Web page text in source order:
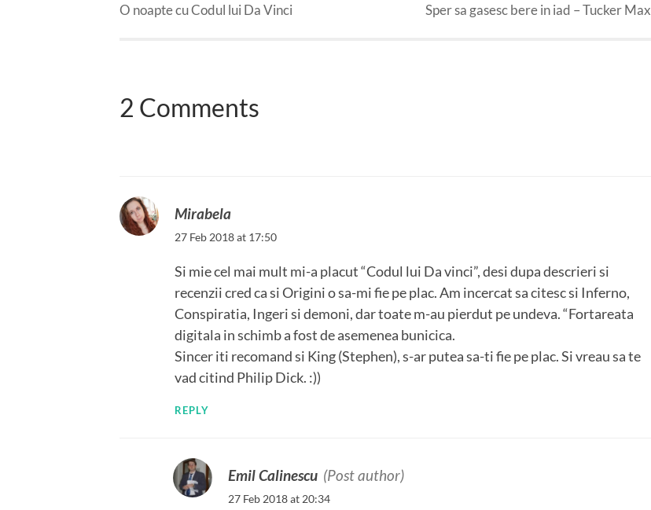
O noapte cu Codul lui Da Vinci Sper sa gasesc bere in iad – Tucker Max
2 Comments
Mirabela
27 Feb 2018 at 17:50
Si mie cel mai mult mi-a placut “Codul lui Da vinci”, desi dupa descrieri si
recenzii cred ca si Origini o sa-mi fie pe plac. Am incercat sa citesc si Inferno,
Conspiratia, Ingeri si demoni, dar toate m-au pierdut pe undeva. “Fortareata
digitala in schimb a fost de asemenea bunicica.
Sincer iti recomand si King (Stephen), s-ar putea sa-ti fie pe plac. Si vreau sa te
vad citind Philip Dick. :))
REPLY
Emil Calinescu (Post author)
27 Feb 2018 at 20:34